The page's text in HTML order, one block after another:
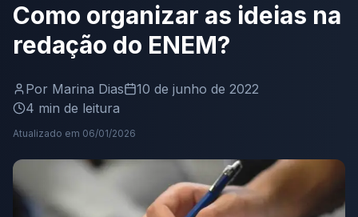
Como organizar as ideias na
redação do ENEM?
Por Marina Dias
10 de junho de 2022
4 min de leitura
Atualizado em 06/01/2026